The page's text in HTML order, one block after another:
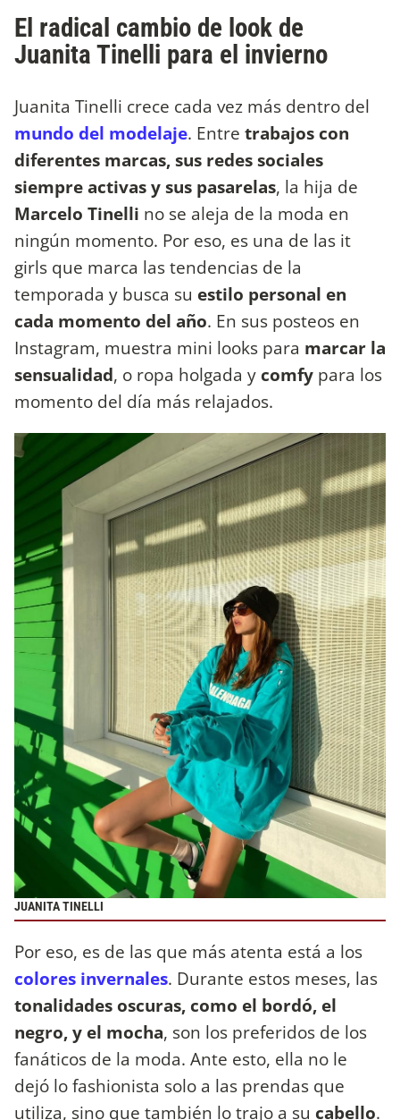
El radical cambio de look de
Juanita Tinelli para el invierno
Juanita Tinelli crece cada vez más dentro del
mundo del modelaje. Entre trabajos con
diferentes marcas, sus redes sociales
siempre activas y sus pasarelas, la hija de
Marcelo Tinelli no se aleja de la moda en
ningún momento. Por eso, es una de las it
girls que marca las tendencias de la
temporada y busca su estilo personal en
cada momento del año. En sus posteos en
Instagram, muestra mini looks para marcar la
sensualidad, o ropa holgada y comfy para los
momento del día más relajados.
JUANITA TINELLI
Por eso, es de las que más atenta está a los
colores invernales. Durante estos meses, las
tonalidades oscuras, como el bordó, el
negro, y el mocha, son los preferidos de los
fanáticos de la moda. Ante esto, ella no le
dejó lo fashionista solo a las prendas que
utiliza, sino que también lo trajo a su cabello.